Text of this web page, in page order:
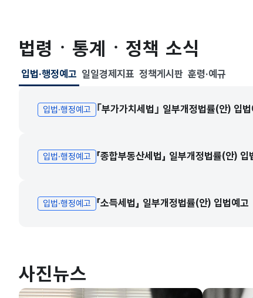
법령ㆍ통계ㆍ정책 소식
입법·행정예고
선택됨
입법·행정예고
입법·행정예고 ｢부가가치세법｣ 일부개정법률(안) 입법
입법·행정예고 「종합부동산세법」 일부개정법률(안) 입
입법·행정예고 「소득세법」 일부개정법률(안) 입법예고
일일경제지표 정책게시판 훈령·예규
사진뉴스